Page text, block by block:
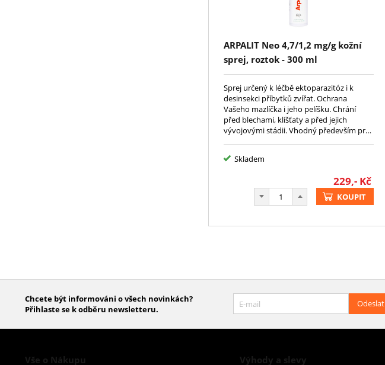
ARPALIT Neo 4,7/1,2 mg/g kožní
sprej, roztok - 300 ml
Sprej určený k léčbě ektoparazitóz i k
desinsekci příbytků zvířat. Ochrana
Vašeho mazlíčka i jeho pelíšku. Chrání
před blechami, klíšťaty a před jejich
vývojovými stádii. Vhodný především pro
Skladem
229,- Kč
KOUPIT
Chcete být informováni o všech novinkách?
Přihlaste se k odběru newsletteru.
Odeslat
Vše o Nákupu Výhody a slevy